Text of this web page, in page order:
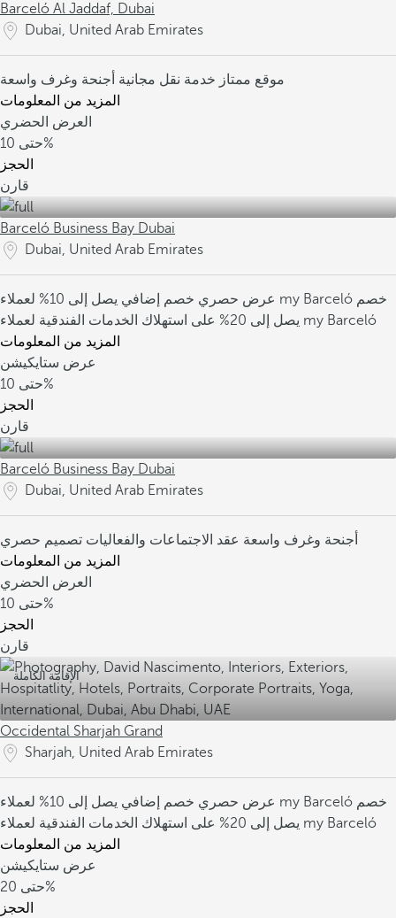
Barceló Al Jaddaf, Dubai
Dubai, United Arab Emirates
موقع ممتاز خدمة نقل مجانية أجنحة وغرف واسعة
المزيد من المعلومات
العرض الحضري
حتى10%
الحجز
قارن
Barceló Business Bay Dubai
Dubai, United Arab Emirates
عرض حصري خصم إضافي يصل إلى 10% لعملاء my Barceló خصم
يصل إلى 20% على استهلاك الخدمات الفندقية لعملاء my Barceló
المزيد من المعلومات
عرض ستايكيشن
حتى10%
الحجز
قارن
Barceló Business Bay Dubai
Dubai, United Arab Emirates
أجنحة وغرف واسعة عقد الاجتماعات والفعاليات تصميم حصري
المزيد من المعلومات
العرض الحضري
حتى10%
الحجز
قارن
الإقامة الكاملة
Occidental Sharjah Grand
Sharjah, United Arab Emirates
عرض حصري خصم إضافي يصل إلى 10% لعملاء my Barceló خصم
يصل إلى 20% على استهلاك الخدمات الفندقية لعملاء my Barceló
المزيد من المعلومات
عرض ستايكيشن
حتى20%
الحجز